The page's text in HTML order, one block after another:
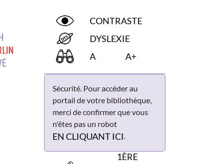
CONTRASTE
DYSLEXIE
A
A+
Sécurité. Pour accéder au
portail de votre bibliothèque,
merci de confirmer que vous
n'êtes pas un robot
EN CLIQUANT ICI.
1ÈRE